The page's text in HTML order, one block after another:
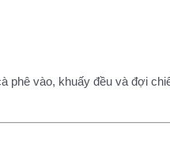
vào, khuấy đều và đợi